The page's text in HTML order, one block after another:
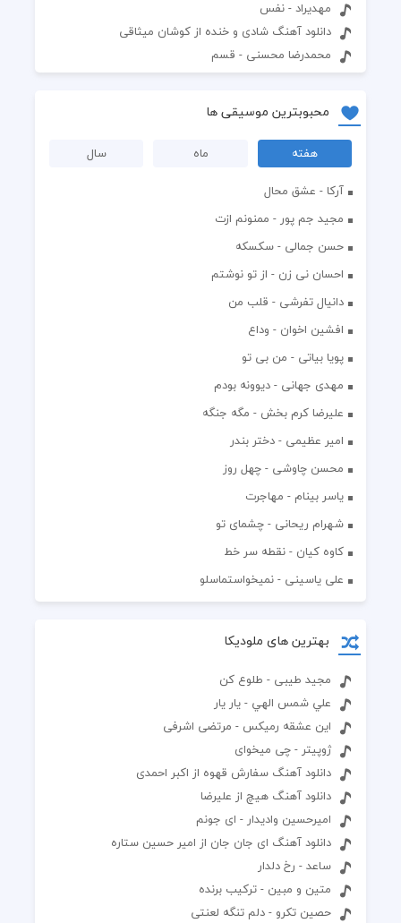
مهدیراد - نفس
دانلود آهنگ شادی و خنده از کوشان میثاقی
محمدرضا محسنی - قسم
محبوبترین موسیقی ها
هفته ماه
سال
آرکا - عشق محال
مجید جم پور - ممنونم ازت
حسن جمالی - سکسکه
احسان نی زن - از تو نوشتم
دانیال تفرشی - قلب من
افشين اخوان - وداع
پویا بیاتی - من بی تو
مهدی جهانی - دیوونه بودم
علیرضا کرم بخش - مگه جنگه
امیر عظیمی - دختر بندر
محسن چاوشی - چهل روز
یاسر بینام - مهاجرت
شهرام ریحانی - چشمای تو
کاوه کیان - نقطه سر خط
علی یاسینی - نمیخواستماسلو
بهترین های ملودیکا
مجید طیبی - طلوع کن
علي شمس الهي - يار يار
این عشقه رمیکس - مرتضی اشرفی
ژوپیتر - چی میخوای
دانلود آهنگ سفارش قهوه از اکبر احمدی
دانلود آهنگ هیچ از علیرضا
امیرحسین وادیدار - ای جونم
دانلود آهنگ ای جان جان از امیر حسین ستاره
ساعد - رخ دلدار
متین و مبین - ترکیب برنده
حصین تکرو - دلم تنگه لعنتی